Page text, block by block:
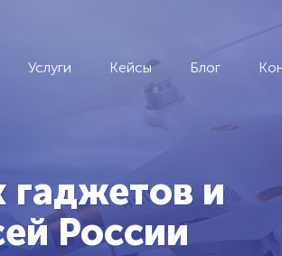
Услуги Кейсы Блог
гаджетов и
России